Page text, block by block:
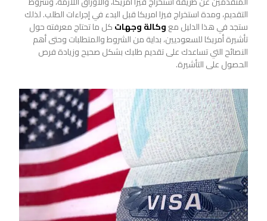
التقديم، ومدة استخراج فيزا امريكا قبل البدء في إجراءات الطلب. لذلك
ستجد في هذا الدليل معوكالة وجهاتكل ما تحتاج معرفته حول
تأشيرة أمريكا للسعوديين، بداية من الشروط والمتطلبات وحتى أهم
النصائح التي تساعدك على تقديم طلبك بشكل صحيح وزيادة فرص
الحصول على التأشيرة.